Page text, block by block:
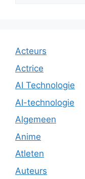
Acteurs
Actrice
AI Technologie
AI-technologie
Algemeen
Anime
Atleten
Auteurs